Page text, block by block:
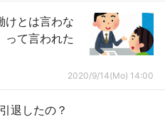
けとは言わな
って言われた
2020/9/14(Mo) 14:00
退したの？